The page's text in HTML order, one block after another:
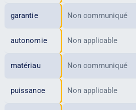
garantie Non communiqué
autonomie Non applicable
matériau Non communiqué
puissance Non applicable